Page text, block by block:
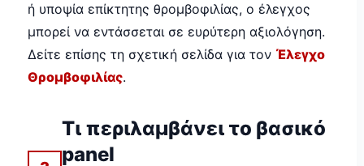
ή υποψία επίκτητης θρομβοφιλίας, ο έλεγχος
μπορεί να εντάσσεται σε ευρύτερη αξιολόγηση.
Δείτε επίσης τη σχετική σελίδα για τον Έλεγχο
Θρομβοφιλίας.
Τι περιλαμβάνει το βασικό
panel